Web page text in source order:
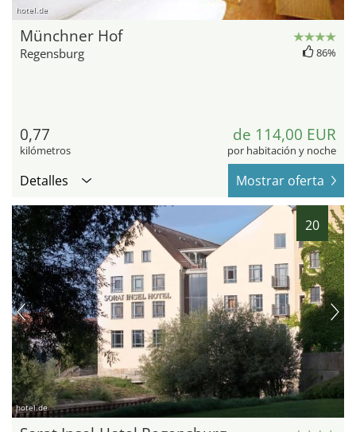
hotel.de
Münchner Hof
Regensburg 86%
0,77
kilómetros
de 114,00 EUR
por habitación y noche
Detalles Mostrar oferta
20
hotel.de